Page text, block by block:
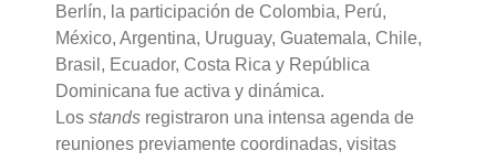
Berlín, la participación de Colombia, Perú,
México, Argentina, Uruguay, Guatemala, Chile,
Brasil, Ecuador, Costa Rica y República
Dominicana fue activa y dinámica.
Los stands registraron una intensa agenda de
reuniones previamente coordinadas, visitas